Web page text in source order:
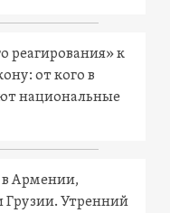
реагирования» к
от кого в
национальные
Армении,
Утренний